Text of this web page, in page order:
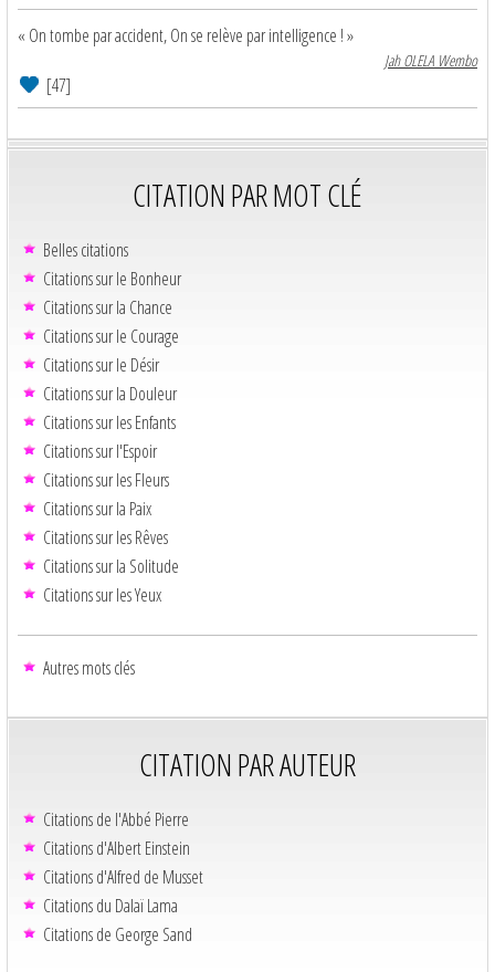
« On tombe par accident, On se relève par intelligence ! »
Jah OLELA Wembo
[47]
CITATION PAR MOT CLÉ
Belles citations
Citations sur le Bonheur
Citations sur la Chance
Citations sur le Courage
Citations sur le Désir
Citations sur la Douleur
Citations sur les Enfants
Citations sur l'Espoir
Citations sur les Fleurs
Citations sur la Paix
Citations sur les Rêves
Citations sur la Solitude
Citations sur les Yeux
Autres mots clés
CITATION PAR AUTEUR
Citations de l'Abbé Pierre
Citations d'Albert Einstein
Citations d'Alfred de Musset
Citations du Dalaï Lama
Citations de George Sand